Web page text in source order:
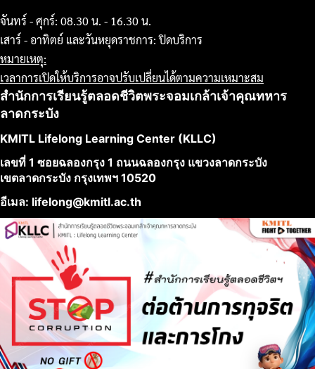
จันทร์ - ศุกร์: 08.30 น. - 16.30 น.
เสาร์ - อาทิตย์ และวันหยุดราชการ: ปิดบริการ
หมายเหตุ:
เวลาการเปิดให้บริการอาจปรับเปลี่ยนได้ตามความเหมาะสม
สำนักการเรียนรู้ตลอดชีวิตพระจอมเกล้าเจ้าคุณทหาร
ลาดกระบัง
KMITL Lifelong Learning Center (KLLC)
เลขที่ 1 ซอยฉลองกรุง 1 ถนนฉลองกรุง แขวงลาดกระบัง
เขตลาดกระบัง กรุงเทพฯ 10520
อีเมล: lifelong@kmitl.ac.th